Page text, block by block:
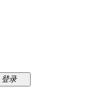
登录